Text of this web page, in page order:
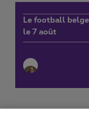
Le football
le 7 août